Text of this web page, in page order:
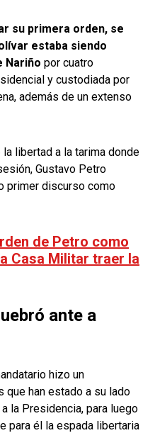
su primera orden, se
estaba siendo
Nariño por cuatro
y custodiada por
además de un extenso
libertad a la tarima donde
Gustavo Petro
primer discurso como
de Petro como
Casa Militar traer la
ante a
hizo un
que han estado a su lado
la Presidencia, para luego
para él la espada libertaria